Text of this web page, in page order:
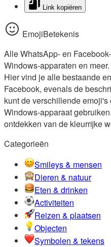
Link kopiëren
EmojiBetekenis
Alle WhatsApp- en
Windows-apparaten en
Hier vind je alle bestaande
Facebook, evenals de
kunt de verschillende
Windows-apparaat
ontdekken van de kleurrijke
Categorieën
Smileys & mensen
Dieren & natuur
Eten & drinken
Activiteiten
Reizen & plaatsen
Objecten
Symbolen & tekens